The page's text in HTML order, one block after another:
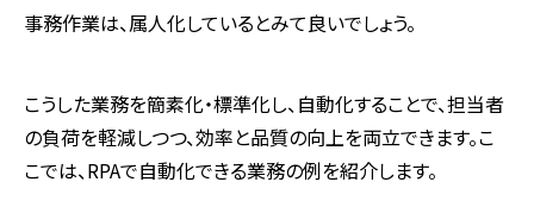
事務作業は、属人化しているとみて良いでしょう。
こうした業務を簡素化・標準化し、自動化することで、担当者
の負荷を軽減しつつ、効率と品質の向上を両立できます。こ
こでは、RPAで自動化できる業務の例を紹介します。